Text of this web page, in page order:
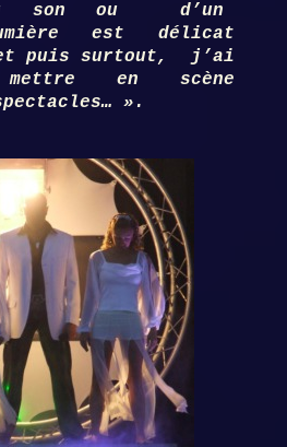
son ou d’un
est délicat
puis surtout, j’ai
en scène
».